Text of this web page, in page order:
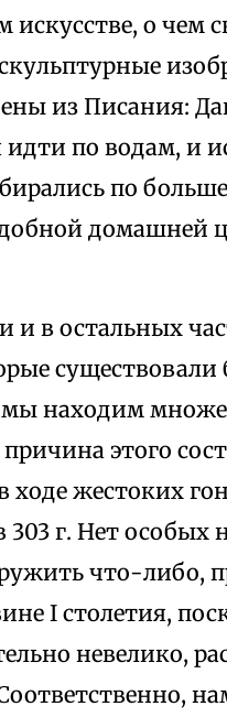
искусстве, о чем
из Писания:
по водам, и
по
домашней
и в остальных
находим
этого
ходе жестоких
303 г. Нет особых
что-либо,
I столетия,
невелико,